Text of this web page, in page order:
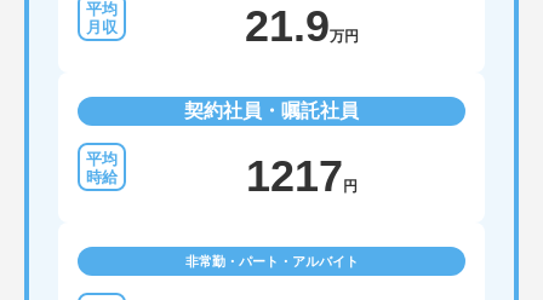
21.9万円
契約社員・嘱託社員
1217 円
非常勤・パート・アルバイト